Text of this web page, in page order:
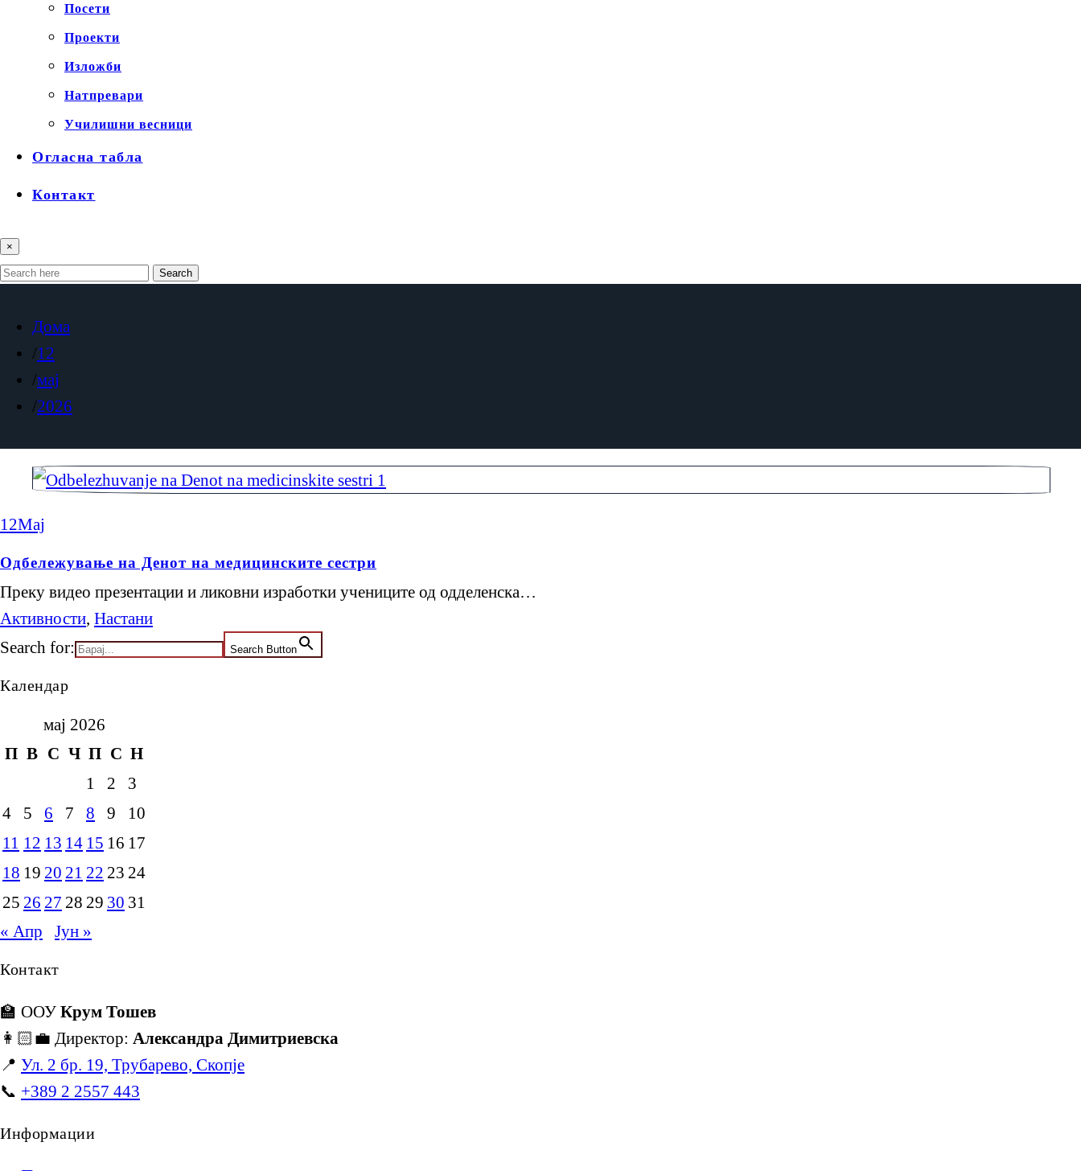
Посети
Проекти
Изложби
Натпревари
Училишни весници
Огласна табла
Контакт
×
Search
Дома
12
мај
2026
12Мај
Одбележување на Денот на медицинските сестри
Преку видео презентации и ликовни изработки учениците од одделенска…
Активности, Настани
Search for:
Search Button
Календар
мај 2026
П В С Ч П С Н
1
2
3
4
5 6 7 8 9
10
11 12 13 14 15 16 17
18 19 20 21 22 23 24
25 26 27 28 29 30 31
« Апр
Јун »
Контакт
🏫 ООУ Крум Тошев
👩🏻‍💼 Директор: Александра Димитриевска
📍 Ул. 2 бр. 19, Трубарево, Скопје
📞 +389 2 2557 443
Информации